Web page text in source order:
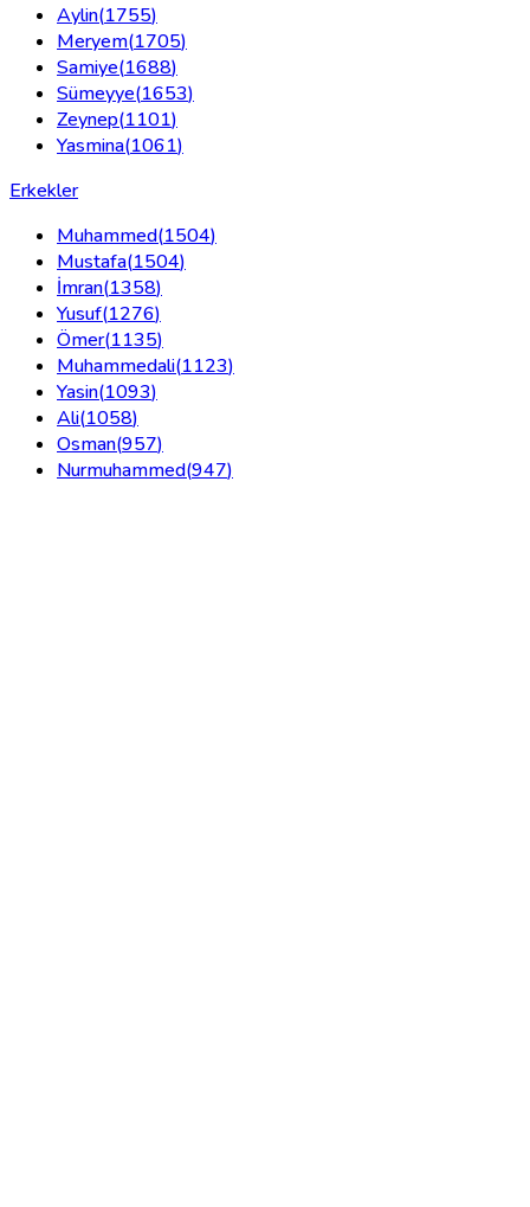
Aylin(1755)
Meryem(1705)
Samiye(1688)
Sümeyye(1653)
Zeynep(1101)
Yasmina(1061)
Erkekler
Muhammed(1504)
Mustafa(1504)
İmran(1358)
Yusuf(1276)
Ömer(1135)
Muhammedali(1123)
Yasin(1093)
Ali(1058)
Osman(957)
Nurmuhammed(947)